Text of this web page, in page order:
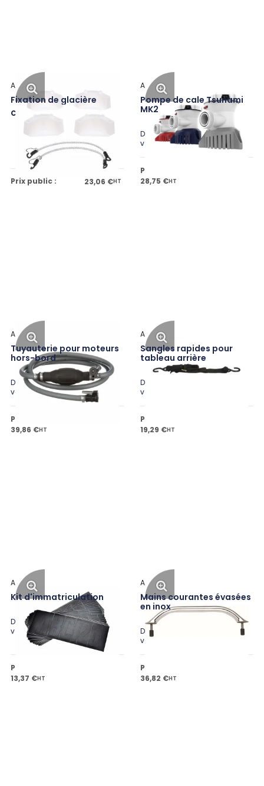
Fixation de glacière
Code: ATW14137-7
Attwood
Prix public : 23,06 €HT
Pompe de cale Tsunami
MK2
Attwood
Disponible en plusieurs
variantes
Prix public à partir de
28,75 €HT
Tuyauterie pour moteurs
hors-bord
Attwood
Disponible en plusieurs
variantes
Prix public à partir de
39,86 €HT
Sangles rapides pour
tableau arrière
Attwood
Disponible en plusieurs
variantes
Prix public à partir de
19,29 €HT
Kit d'immatriculation
Attwood
Disponible en plusieurs
variantes
Prix public à partir de
13,37 €HT
Mains courantes évasées
en inox
Attwood
Disponible en plusieurs
variantes
Prix public à partir de
36,82 €HT